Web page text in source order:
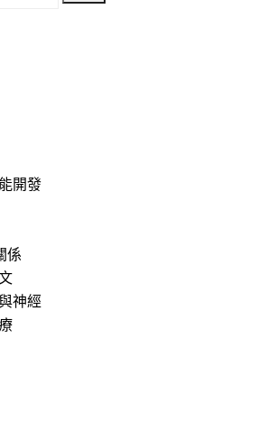
開發
係
神經